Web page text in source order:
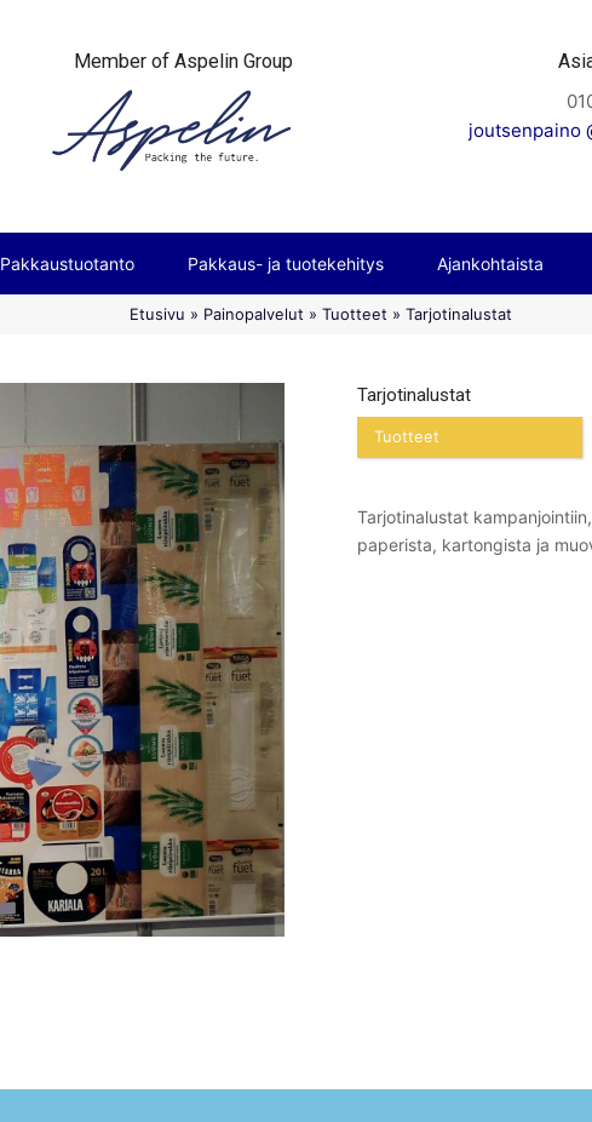
Member of Aspelin Group
joutsenpaino
Pakkaustuotanto Pakkaus- ja tuotekehitys Ajankohtaista
Etusivu » Painopalvelut » Tuotteet » Tarjotinalustat
Tarjotinalustat
Tuotteet
Tarjotinalustat
paperista, kartongista ja